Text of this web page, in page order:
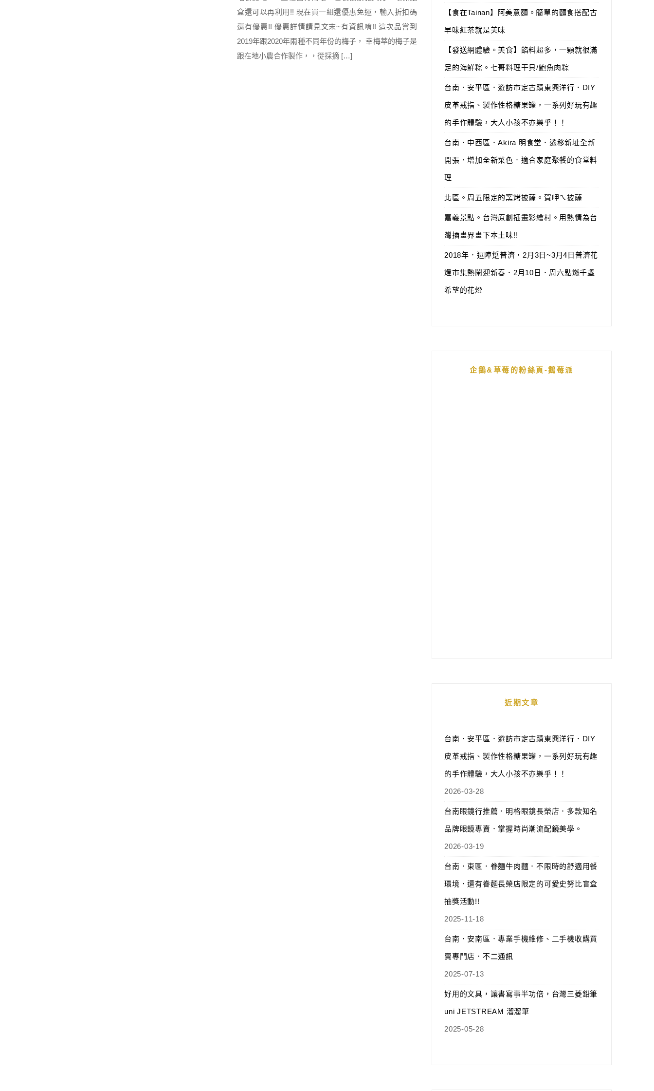
盒還可以再利用!! 現在買一組還優惠免運，輸入折扣碼
還有優惠!! 優惠詳情請見文末~有資訊唷!! 這次品嘗到
2019年跟2020年兩種不同年份的梅子， 幸梅萃的梅子是
跟在地小農合作製作，，從採摘 […]
【食在Tainan】阿美意麵。簡單的麵食搭配古
早味紅茶就是美味
【發送網體驗。美食】餡料超多，一顆就很滿
足的海鮮粽。七哥料理干貝/鮑魚肉粽
台南．安平區．遊訪市定古蹟東興洋行．DIY
皮革戒指、製作性格糖果罐，一系列好玩有趣
的手作體驗，大人小孩不亦樂乎！！
台南．中西區．Akira 明食堂．遷移新址全新
開張．增加全新菜色．適合家庭聚餐的食堂料
理
北區。周五限定的窯烤披薩。賀呷ㄟ披薩
嘉義景點。台灣原創插畫彩繪村。用熱情為台
灣插畫界畫下本土味!!
2018年．逗陣踅普濟，2月3日~3月4日普濟花
燈市集熱鬧迎新春．2月10日．周六點燃千盞
希望的花燈
企鵝&草莓的粉絲頁-鵝莓派
近期文章
台南．安平區．遊訪市定古蹟東興洋行．DIY
皮革戒指、製作性格糖果罐，一系列好玩有趣
的手作體驗，大人小孩不亦樂乎！！
2026-03-28
台南眼鏡行推薦．明格眼鏡長榮店．多款知名
品牌眼鏡專賣．掌握時尚潮流配鏡美學。
2026-03-19
台南．東區．眷麵牛肉麵．不限時的舒適用餐
環境．還有眷麵長榮店限定的可愛史努比盲盒
抽獎活動!!
2025-11-18
台南．安南區．專業手機維修、二手機收購買
賣專門店．不二通訊
2025-07-13
好用的文具，讓書寫事半功倍，台灣三菱鉛筆
uni JETSTREAM 溜溜筆
2025-05-28